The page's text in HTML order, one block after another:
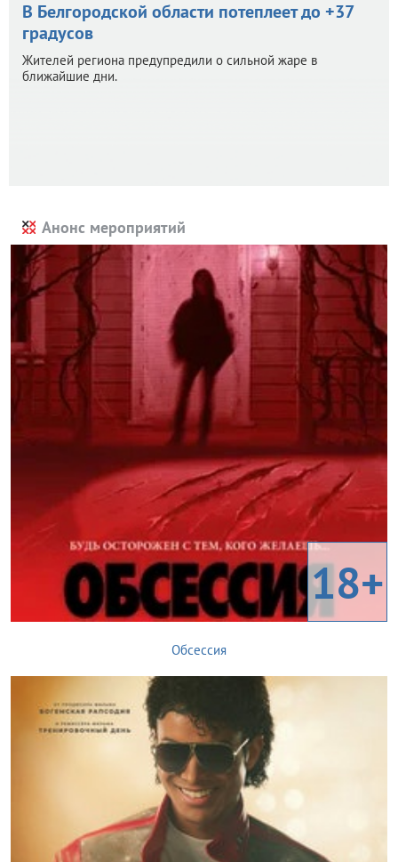
В Белгородской области потеплеет до +37
градусов
Жителей региона предупредили о сильной жаре в
ближайшие дни.
Анонс мероприятий
18+
Обсессия